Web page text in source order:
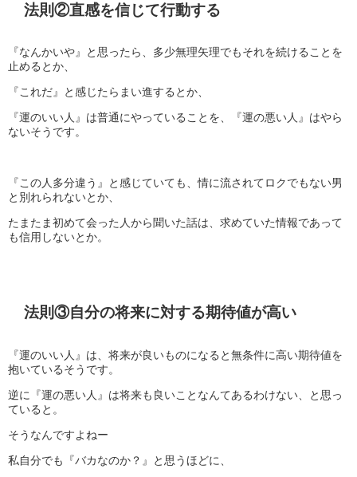
法則②直感を信じて行動する
『なんかいや』と思ったら、多少無理矢理でもそれを続けることを
止めるとか、
『これだ』と感じたらまい進するとか、
『運のいい人』は普通にやっていることを、『運の悪い人』はやら
ないそうです。
『この人多分違う』と感じていても、情に流されてロクでもない男
と別れられないとか、
たまたま初めて会った人から聞いた話は、求めていた情報であって
も信用しないとか。
法則③自分の将来に対する期待値が高い
『運のいい人』は、将来が良いものになると無条件に高い期待値を
抱いているそうです。
逆に『運の悪い人』は将来も良いことなんてあるわけない、と思っ
ていると。
そうなんですよねー
私自分でも『バカなのか？』と思うほどに、